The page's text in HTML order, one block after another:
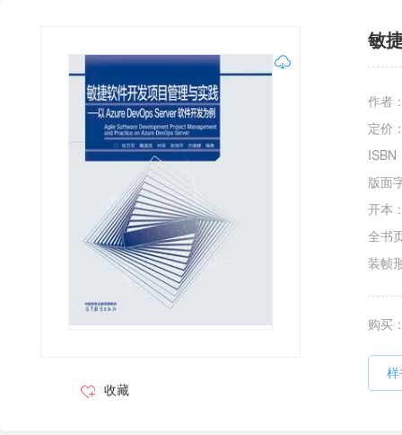
收藏
敏
作者
定价
ISBN
版面
开本
全书
装帧
购买
样